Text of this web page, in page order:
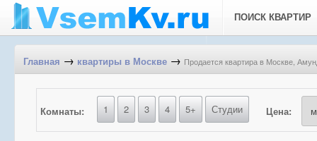
ПОИСК КВАРТИР
Главная → квартиры в Москве → Продается квартира в Москве,
Комнаты: 1 2 3 4 5+ Студии Цена: